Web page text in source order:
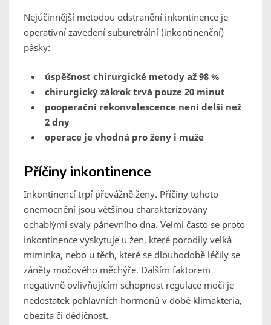
Nejúčinnější metodou odstranění inkontinence je
operativní zavedení suburetrální (inkontinenční)
pásky:
úspěšnost chirurgické metody až 98 %
chirurgický zákrok trvá pouze 20 minut
pooperační rekonvalescence není delší než
2 dny
operace je vhodná pro ženy i muže
Příčiny inkontinence
Inkontinencí trpí převážně ženy. Příčiny tohoto
onemocnění jsou většinou charakterizovány
ochablými svaly pánevního dna. Velmi často se proto
inkontinence vyskytuje u žen, které porodily velká
miminka, nebo u těch, které se dlouhodobě léčily se
záněty močového měchýře. Dalším faktorem
negativně ovlivňujícím schopnost regulace moči je
nedostatek pohlavních hormonů v době klimakteria,
obezita či dědičnost.